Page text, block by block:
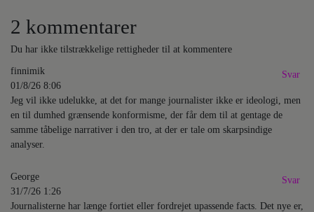
2 kommentarer
Du har ikke tilstrækkelige rettigheder til at kommentere
finnimik
01/8/26 8:06
Jeg vil ikke udelukke, at det for mange journalister ikke er ideologi, men
en til dumhed grænsende konformisme, der får dem til at gentage de
samme tåbelige narrativer i den tro, at der er tale om skarpsindige
analyser.
Svar
George
31/7/26 1:26
Journalisterne har længe fortiet eller fordrejet upassende facts. Det nye er,
Svar